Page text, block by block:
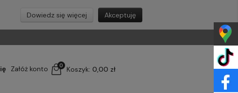
Akceptuję
Dowiedz się więcej
Załóż konto Koszyk: 0,00 zł
0